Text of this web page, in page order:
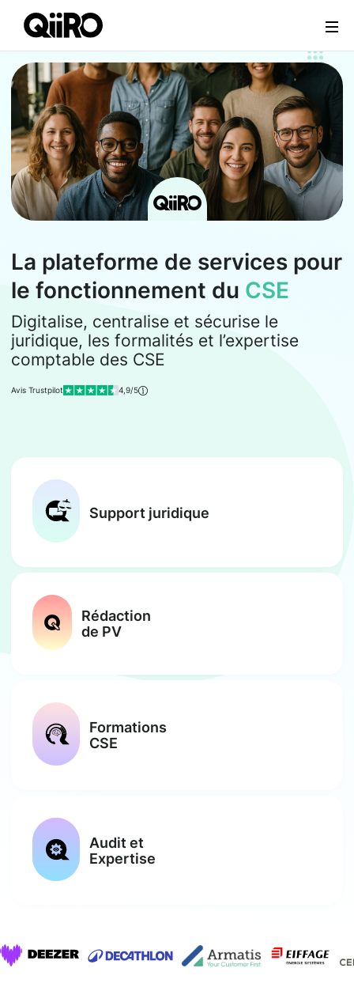
Webflow Homepage
La plateforme de services pour
le fonctionnement du CSE
Digitalise, centralise et sécurise le
juridique, les formalités et l’expertise
comptable des CSE
Avis Trustpilot 4,9/5
Support juridique
Rédaction
de PV
Formations
CSE
Audit et
Expertise